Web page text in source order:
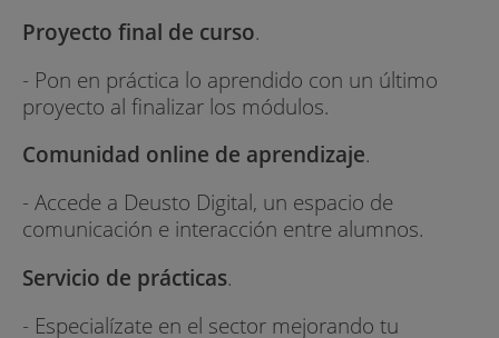
Proyecto final de curso.
- Pon en práctica lo aprendido con un último
proyecto al finalizar los módulos.
Comunidad online de aprendizaje.
- Accede a Deusto Digital, un espacio de
comunicación e interacción entre alumnos.
Servicio de prácticas.
- Especialízate en el sector mejorando tu